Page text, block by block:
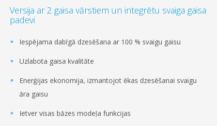
Versija ar 2 gaisa vārstiem un integrētu svaiga gaisa
padevi
Iespējama dabīgā dzesēšana ar 100 % svaigu gaisu
Uzlabota gaisa kvalitāte
Enerģijas ekonomija, izmantojot ēkas dzesēšanai svaigu
āra gaisu
Ietver visas bāzes modeļa funkcijas